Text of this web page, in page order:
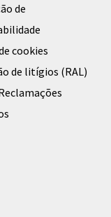
de
cookies
de litígios (RAL)